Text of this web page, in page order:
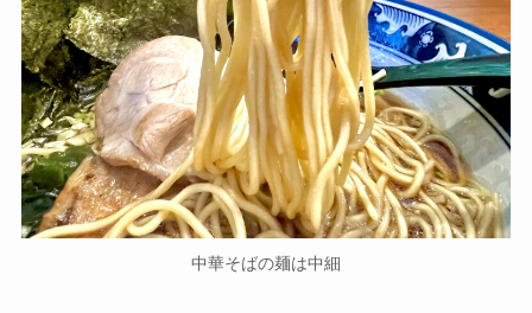
中華そばの麺は中細